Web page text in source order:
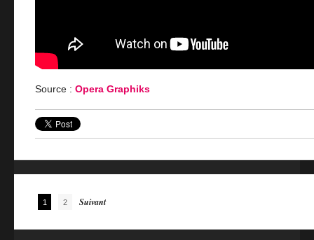
Source : Opera Graphiks
1 2 Suivant